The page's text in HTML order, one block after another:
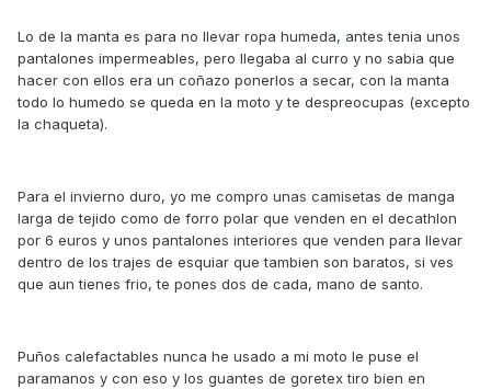
Lo de la manta es para no llevar ropa humeda, antes tenia unos
pantalones impermeables, pero llegaba al curro y no sabia que
hacer con ellos era un coñazo ponerlos a secar, con la manta
todo lo humedo se queda en la moto y te despreocupas (excepto
la chaqueta).
Para el invierno duro, yo me compro unas camisetas de manga
larga de tejido como de forro polar que venden en el decathlon
por 6 euros y unos pantalones interiores que venden para llevar
dentro de los trajes de esquiar que tambien son baratos, si ves
que aun tienes frio, te pones dos de cada, mano de santo.
Puños calefactables nunca he usado a mi moto le puse el
paramanos y con eso y los guantes de goretex tiro bien en